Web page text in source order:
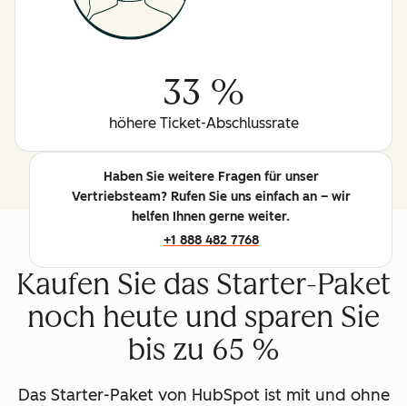
33 %
höhere Ticket-Abschlussrate
Haben Sie weitere Fragen für unser
Vertriebsteam? Rufen Sie uns einfach an – wir
helfen Ihnen gerne weiter.
+1 888 482 7768
Kaufen Sie das Starter-Paket
noch heute und sparen Sie
bis zu 65 %
Das Starter-Paket von HubSpot ist mit und ohne